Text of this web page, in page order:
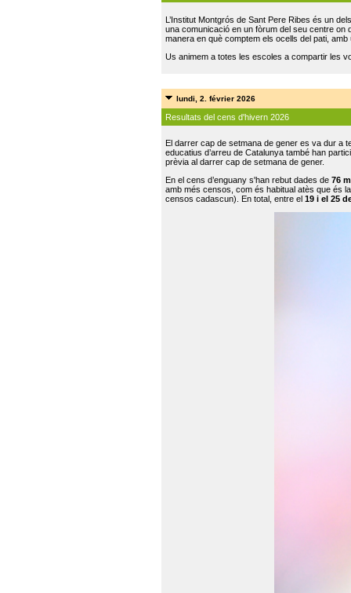
L’Institut Montgrós de Sant Pere Ribes és un
una comunicació en un fòrum del seu centre on
manera en què comptem els ocells del pati,
Us animem a totes les escoles a compartir les
lundi, 2. février 2026
Resultats del cens d'hivern 2026
El darrer cap de setmana de gener es va dur a
educatius d’arreu de Catalunya també han
prèvia al darrer cap de setmana de gener.
En el cens d’enguany s'han rebut dades de 76
amb més censos, com és habitual atès que és
censos cadascun). En total, entre el 19 i el 25